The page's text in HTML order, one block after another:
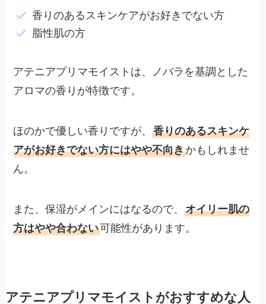
香りのあるスキンケアがお好きでない方
脂性肌の方
アテニアプリマモイストは、ノバラを基調とした
アロマの香りが特徴です。
ほのかで優しい香りですが、香りのあるスキンケ
アがお好きでない方にはやや不向きかもしれませ
ん。
また、保湿がメインにはなるので、オイリー肌の
方はやや合わない可能性があります。
アテニアプリマモイストがおすすめな人